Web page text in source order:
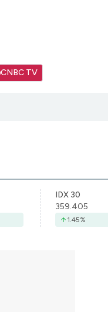
CNBC TV
IDX 30
359.405
1.45%